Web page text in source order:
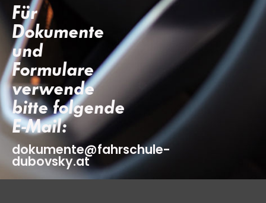
Für
Dokumente
und
Formulare
verwende
bitte folgende
E-Mail:
dokumente@fahrschule-
dubovsky.at